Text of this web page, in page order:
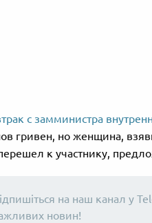
с замминистра
гривен, но женщина,
к участнику,
на наш канал у
новин!